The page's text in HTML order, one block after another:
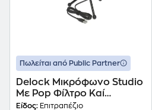
Πωλείται από Public Partner
Delock Mικρόφωνο Studio
Με Pop Φίλτρο Καί
Αντιανέμιο 66331,
Είδος: Επιτραπέζιο